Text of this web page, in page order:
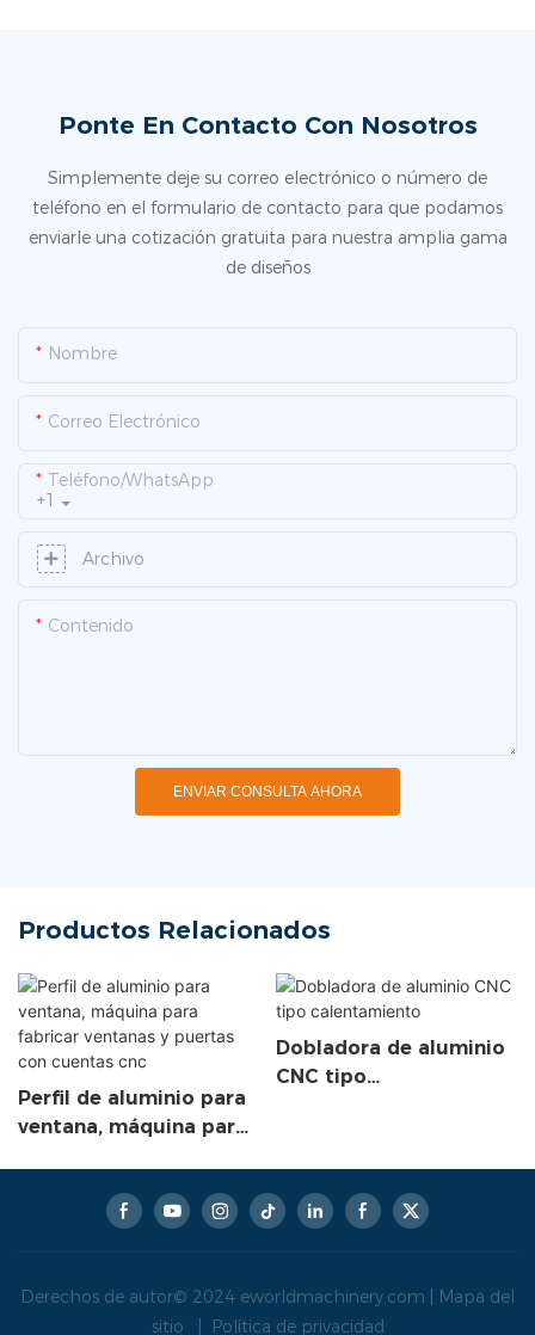
Ponte En Contacto Con Nosotros
Simplemente deje su correo electrónico o número de
teléfono en el formulario de contacto para que podamos
enviarle una cotización gratuita para nuestra amplia gama
de diseños
Nombre
Correo Electrónico
+1
Teléfono/WhatsApp
Archivo
Contenido
ENVIAR CONSULTA AHORA
Productos Relacionados
Perfil de aluminio para
ventana, máquina para
Dobladora de aluminio
CNC tipo
Derechos de autor© 2024 eworldmachinery.com
Mapa del
sitio
Política de privacidad